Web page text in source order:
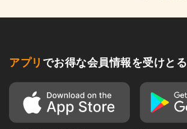
アプリ でお得な会員情報を受けとる